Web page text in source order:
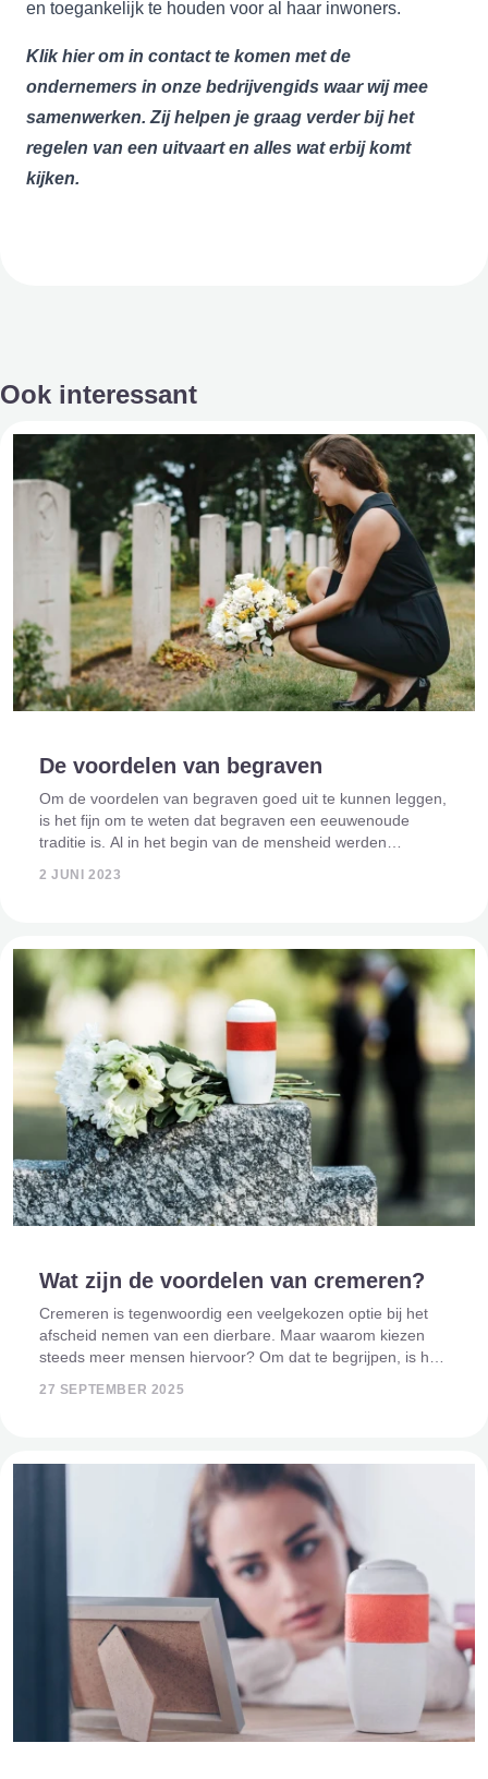
en toegankelijk te houden voor al haar inwoners.
Klikhierom in contact te komen met de
ondernemers in onze bedrijvengids waar wij mee
samenwerken. Zij helpen je graag verder bij het
regelen van een uitvaart en alles wat erbij komt
kijken.
Ook interessant
De voordelen van begraven
Om de voordelen van begraven goed uit te kunnen leggen,
is het fijn om te weten dat begraven een eeuwenoude
traditie is. Al in het begin van de mensheid werden
2 JUNI 2023
Wat zijn de voordelen van cremeren?
Cremeren is tegenwoordig een veelgekozen optie bij het
afscheid nemen van een dierbare. Maar waarom kiezen
steeds meer mensen hiervoor? Om dat te begrijpen, is het
27 SEPTEMBER 2025